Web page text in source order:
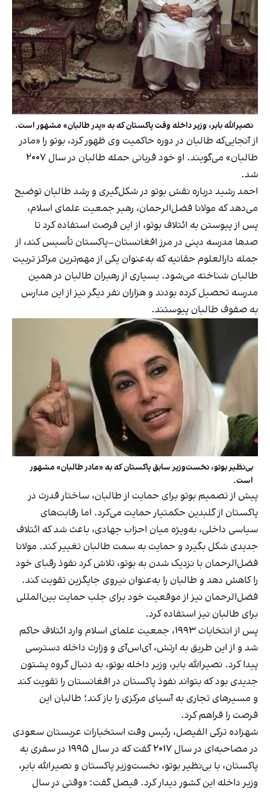
نصیرالله بابر، وزیر داخله وقت پاکستان که به «پدر طالبان» مشهور است.
از آنجایی‌که طالبان در دوره حاکمیت وی ظهور کرد، بوتو را «مادر
طالبان» می‌گویند. او خود قربانی حمله طالبان در سال ۲۰۰۷
شد.
احمد رشید درباره نقش بوتو در شکل‌گیری و رشد طالبان توضیح
می‌دهد که مولانا فضل‌الرحمان، رهبر جمعیت علمای اسلام،
پس از پیوستن به ائتلاف بوتو، از این فرصت استفاده کرد تا
صدها مدرسه دینی در مرز افغانستان–پاکستان تأسیس کند، از
جمله دارالعلوم حقانیه که به‌عنوان یکی از مهم‌ترین مراکز تربیت
طالبان شناخته می‌شود. بسیاری از رهبران طالبان در همین
مدرسه تحصیل کرده بودند و هزاران نفر دیگر نیز از این مدارس
به صفوف طالبان پیوستند.
بی‌نظیر بوتو، نخست‌وزیر سابق پاکستان که به «مادر طالبان» مشهور
است.
پیش از تصمیم بوتو برای حمایت از طالبان، ساختار قدرت در
پاکستان از گلبدین حکمتیار حمایت می‌کرد. اما رقابت‌های
سیاسی داخلی، به‌ویژه میان احزاب جهادی، باعث شد که ائتلاف
جدیدی شکل بگیرد و حمایت به سمت طالبان تغییر کند. مولانا
فضل‌الرحمان با نزدیک شدن به بوتو، تلاش کرد نفوذ رقبای خود
را کاهش دهد و طالبان را به‌عنوان نیروی جایگزین تقویت کند.
فضل‌الرحمان نیز از موقعیت خود برای جلب حمایت بین‌المللی
برای طالبان نیز استفاده کرد.
پس از انتخابات ۱۹۹۳، جمعیت علمای اسلام وارد ائتلاف حاکم
شد و از این طریق به ارتش، آی‌اس‌آی و وزارت داخله دسترسی
پیدا کرد. نصیرالله بابر، وزیر داخله بوتو، به دنبال گروه پشتون
جدیدی بود که بتواند نفوذ پاکستان در افغانستان را تقویت کند
و مسیرهای تجاری به آسیای مرکزی را باز کند؛ طالبان این
فرصت را فراهم کرد.
شهزاده ترکی الفیصل، رئیس وقت استخبارات عربستان سعودی
در مصاحبه‌ای در سال ۲۰۱۷ گفت که در سال ۱۹۹۵ در سفری به
پاکستان، با بی‌نظیر بوتو، نخست‌وزیر پاکستان و نصیرالله بابر،
وزیر داخله این کشور دیدار کرد. فیصل گفت: «وقتی در سال